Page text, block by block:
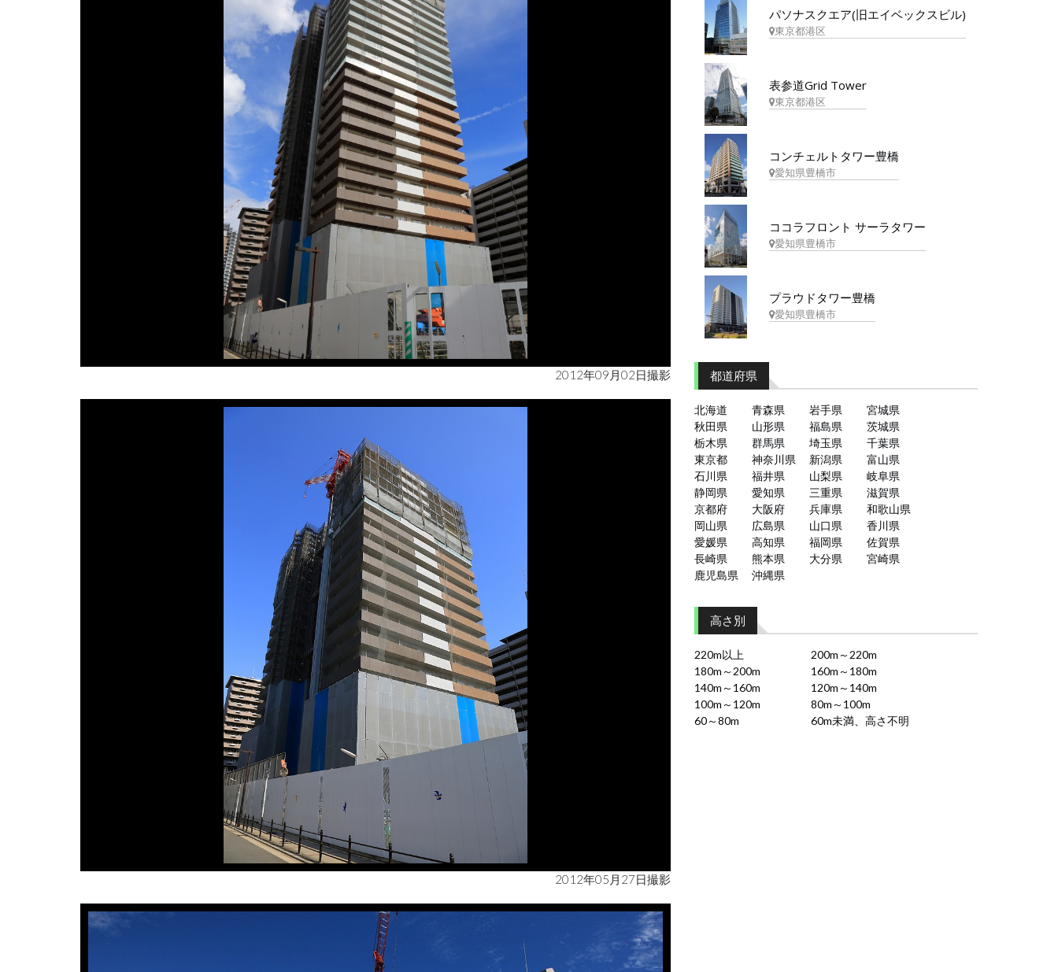
2012年09月02日撮影
2012年05月27日撮影
パソナスクエア(旧エイベックスビル)
東京都港区
表参道Grid Tower
東京都港区
コンチェルトタワー豊橋
愛知県豊橋市
ココラフロント サーラタワー
愛知県豊橋市
プラウドタワー豊橋
愛知県豊橋市
都道府県
北海道 青森県 岩手県
宮城県
秋田県
山形県 福島県
茨城県
栃木県
群馬県 埼玉県
千葉県
東京都
神奈川県 新潟県
富山県
石川県
福井県 山梨県
岐阜県
静岡県
愛知県 三重県
滋賀県
京都府
大阪府 兵庫県
和歌山県
岡山県
広島県 山口県
香川県
愛媛県
高知県 福岡県
佐賀県
長崎県
熊本県 大分県
宮崎県
鹿児島県
沖縄県
高さ別
220m以上
200m～220m
180m～200m
160m～180m
140m～160m
120m～140m
100m～120m
80m～100m
60～80m
60m未満、高さ不明